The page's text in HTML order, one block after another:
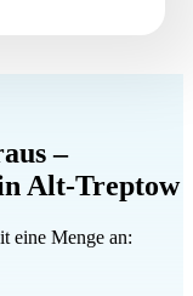
–
Alt-Treptow
eine Menge an: